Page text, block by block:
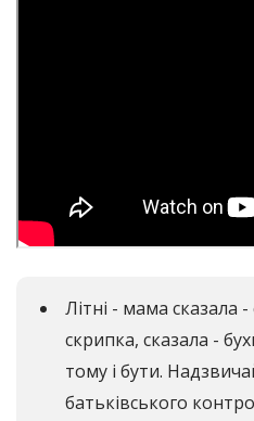
Літні - мама сказала
скрипка, сказала -
тому і бути.
батьківського